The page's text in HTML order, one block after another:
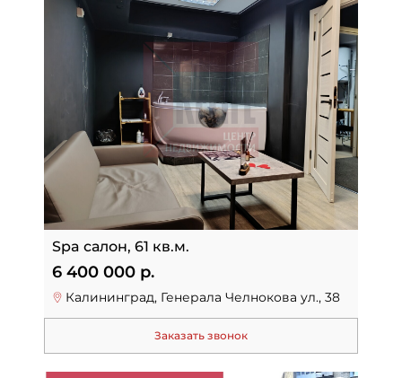
Spa салон, 61 кв.м.
6 400 000 р.
Калининград, Генерала Челнокова ул., 38
Заказать звонок